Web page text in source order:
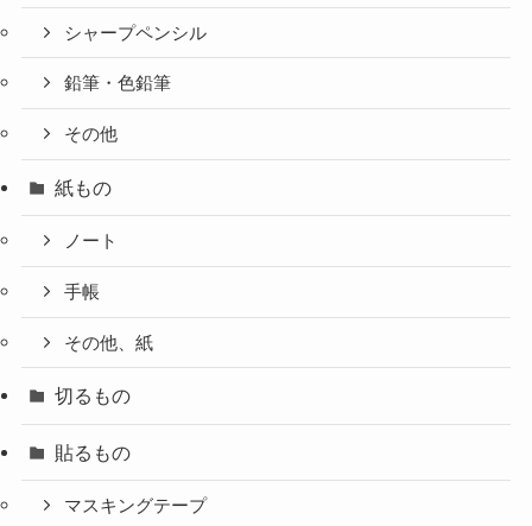
シャープペンシル
鉛筆・色鉛筆
その他
紙もの
ノート
手帳
その他、紙
切るもの
貼るもの
マスキングテープ